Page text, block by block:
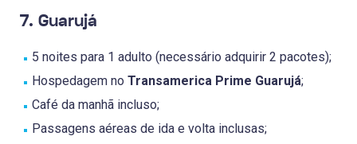
7. Guarujá
5 noites para 1 adulto (necessário adquirir 2 pacotes);
Hospedagem no Transamerica Prime Guarujá;
Café da manhã incluso;
Passagens aéreas de ida e volta inclusas;